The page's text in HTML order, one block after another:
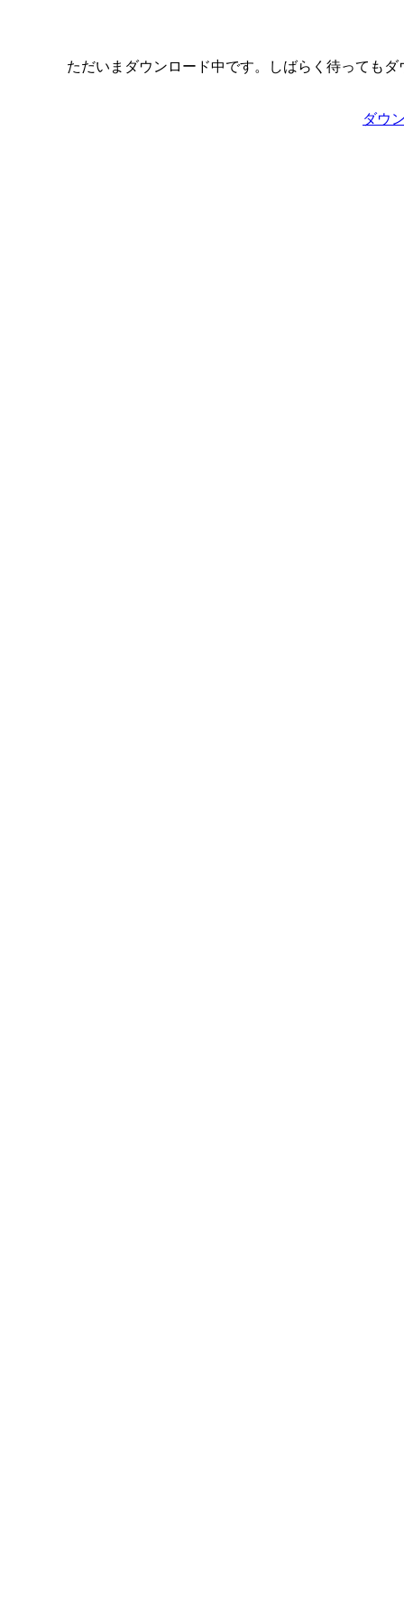
ただいまダウンロード中です。しばらく待っても
ダウ